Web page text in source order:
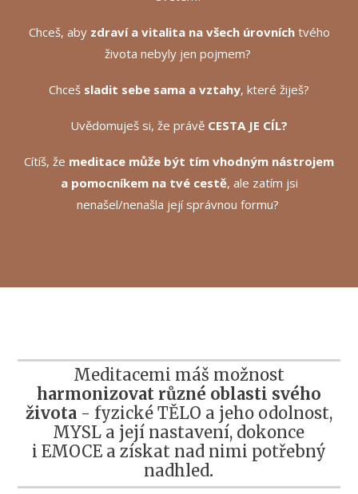
Chceš, aby zdraví a vitalita na všech úrovníchtvého
života nebyly jen pojmem?
Chceš sladit sebe sama a vztahy, které žiješ?
Uvědomuješ si, že právě CESTA JE CÍL?
Cítíš, že meditace může být tím vhodným nástrojem
a pomocníkem na tvé cestě, ale zatím jsi
nenašel/nenašla její správnou formu?
Meditacemi máš možnost
harmonizovat různé oblasti svého
života- fyzické TĚLO a jeho odolnost,
MYSL a její nastavení, dokonce
i EMOCE a získat nad nimi potřebný
nadhled.